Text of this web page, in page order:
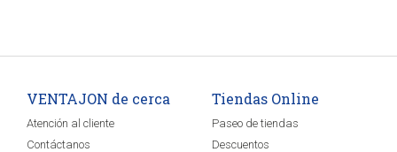
VENTAJON de cerca
Atención al cliente
Contáctanos
Tiendas Online
Paseo de tiendas
Descuentos